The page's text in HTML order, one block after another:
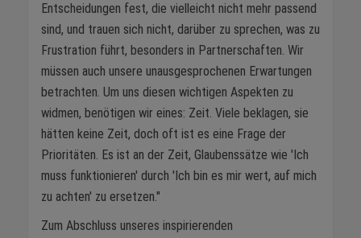
Entscheidungen fest, die vielleicht nicht mehr passend
sind, und trauen sich nicht, darüber zu sprechen, was zu
Frustration führt, besonders in Partnerschaften. Wir
müssen auch unsere unausgesprochenen Erwartungen
betrachten. Um uns diesen wichtigen Aspekten zu
widmen, benötigen wir eines: Zeit. Viele beklagen, sie
hätten keine Zeit, doch oft ist es eine Frage der
Prioritäten. Es ist an der Zeit, Glaubenssätze wie 'Ich
muss funktionieren' durch 'Ich bin es mir wert, auf mich
zu achten' zu ersetzen."
Zum Abschluss unseres inspirierenden